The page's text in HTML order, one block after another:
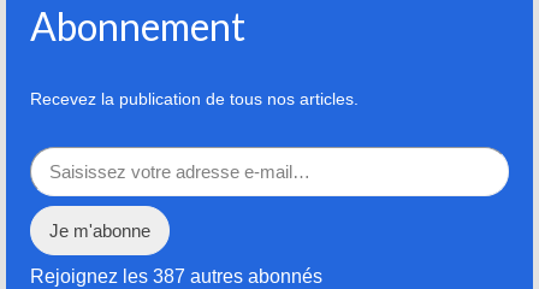
Abonnement
Recevez la publication de tous nos articles.
Saisissez votre adresse e-mail…
Je m'abonne
Rejoignez les 387 autres abonnés